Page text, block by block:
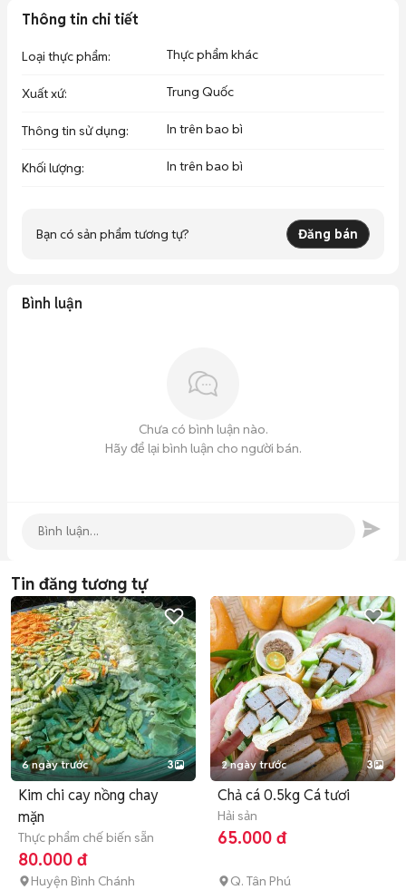
Thông tin chi tiết
Loại thực phẩm: Thực phẩm khác
Xuất xứ: Trung Quốc
Thông tin sử dụng: In trên bao bì
Khối lượng: In trên bao bì
Bạn có sản phẩm tương tự? Đăng bán
Bình luận
Chưa có bình luận nào.
Hãy để lại bình luận cho người bán.
Tin đăng tương tự
6 ngày trước 3
Kim chi cay nồng chay
mặn
Thực phẩm chế biến sẵn
80.000 đ
Huyện Bình Chánh
2 ngày trước 3
Chả cá 0.5kg Cá tươi
Hải sản
65.000 đ
Q. Tân Phú